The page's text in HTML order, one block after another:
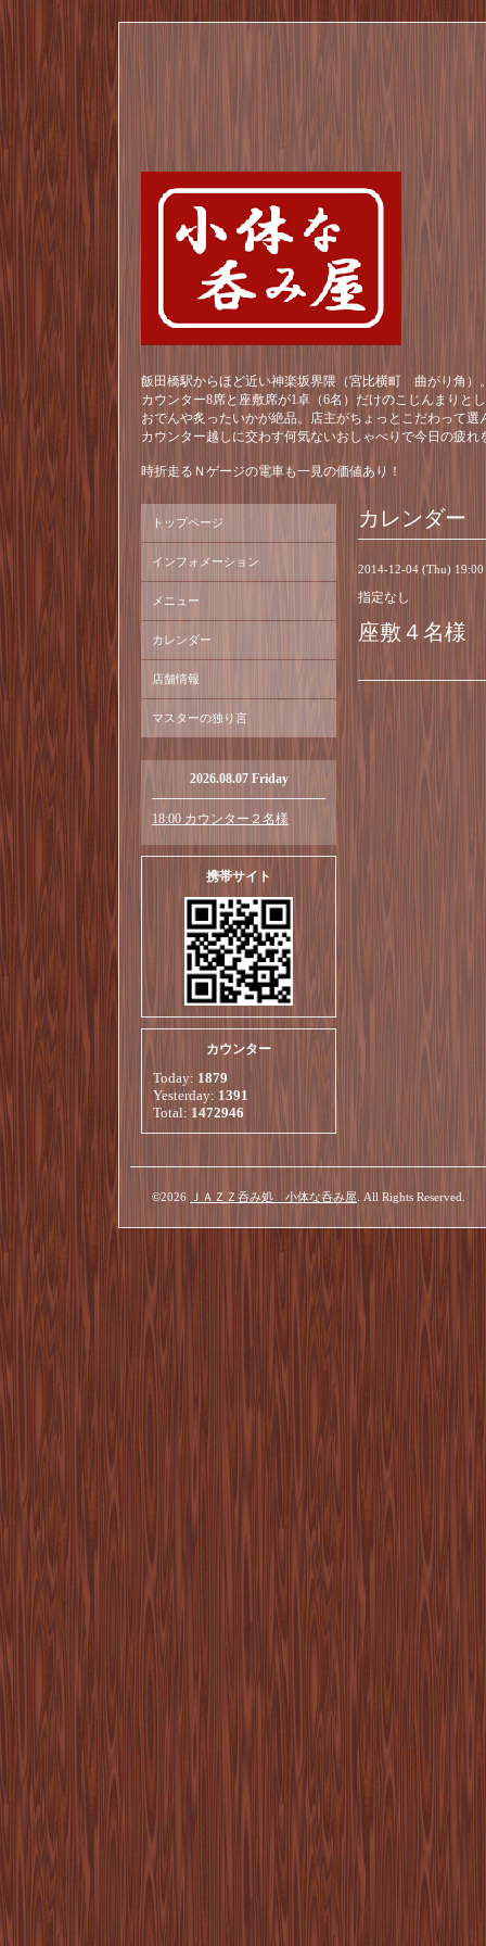
飯田橋駅からほど近い神楽坂界隈（宮比横町 曲がり角）
カウンター8席と座敷席が1卓（6名）だけのこじんまりと
おでんや炙ったいかが絶品。店主がちょっとこだわって
カウンター越しに交わす何気ないおしゃべりで今日の疲れ
時折走るＮゲージの電車も一見の価値あり！
カレンダー
2014-12-04 (Thu) 19:00
指定なし
座敷４名様
トップページ
インフォメーション
メニュー
カレンダー
店舗情報
マスターの独り言
2026.08.07 Friday
18:00 カウンター２名様
携帯サイト
カウンター
Today: 1879
Yesterday: 1391
Total: 1472946
©2026 ＪＡＺＺ呑み処 小体な呑み屋 . All Rights Reserved.